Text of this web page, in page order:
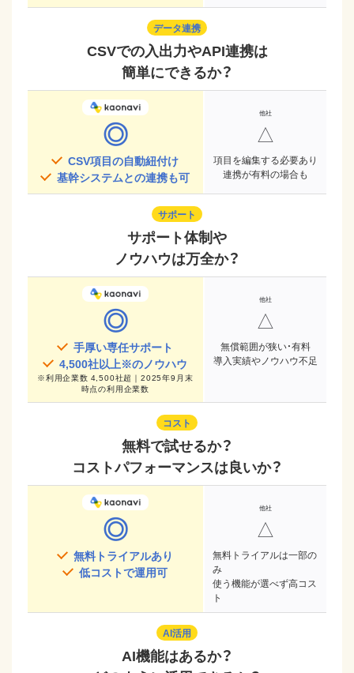
データ連携
CSVでの入出力やAPI連携は
簡単にできるか？
◎
CSV項目の自動紐付け
基幹システムとの連携も可
△
項目を編集する必要あり
連携が有料の場合も
サポート
サポート体制や
ノウハウは万全か？
◎
手厚い専任サポート
4,500社以上※のノウハウ
※利用企業数 4,500社超｜2025年9月末
時点の利用企業数
△
無償範囲が狭い・有料
導入実績やノウハウ不足
コスト
無料で試せるか？
コストパフォーマンスは良いか？
◎
無料トライアルあり
低コストで運用可
△
無料トライアルは一部の
み
使う機能が選べず高コス
ト
AI活用
AI機能はあるか？